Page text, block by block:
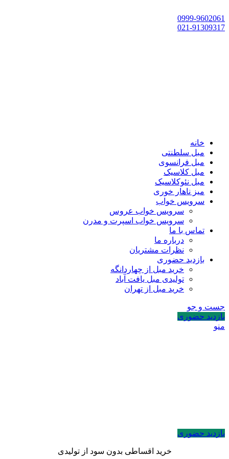
0999-9602061
021-91309317
خانه
مبل سلطنتی
مبل فرانسوی
مبل کلاسیک
مبل نئوکلاسیک
میز ناهار خوری
سرویس خواب
سرویس خواب عروس
سرویس خواب اسپرت و مدرن
تماس با ما
درباره ما
نظرات مشتریان
بازدید حضوری
خرید مبل از چهاردانگه
تولیدی مبل یافت آباد
خرید مبل از تهران
جست و جو
بازدید حضوری
منو
بازدید حضوری
خرید اقساطی بدون سود از تولیدی